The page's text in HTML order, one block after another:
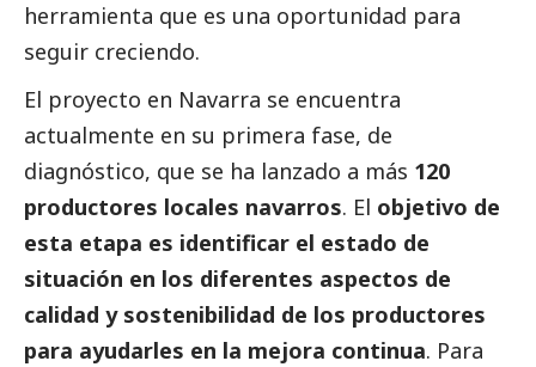
herramienta que es una oportunidad para
seguir creciendo.
El proyecto en Navarra se encuentra
actualmente en su primera fase, de
diagnóstico, que se ha lanzado a más 120
productores locales navarros. El objetivo de
esta etapa es identificar el estado de
situación en los diferentes aspectos de
calidad y sostenibilidad de los productores
para ayudarles en la mejora continua. Para